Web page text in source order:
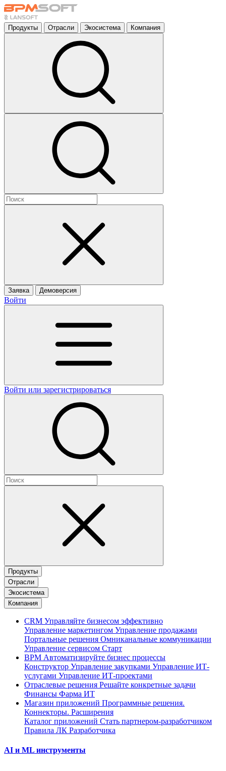
Продукты Отрасли Экосистема Компания
Заявка Демоверсия
Войти
Войти или зарегистрироваться
Продукты
Отрасли
Экосистема
Компания
CRM Управляйте бизнесом эффективно
Управление маркетингом Управление продажами
Портальные решения Омниканальные коммуникации
Управление сервисом Старт
BPM Автоматизируйте бизнес процессы
Конструктор Управление закупками Управление ИТ-
услугами Управление ИТ-проектами
Отраслевые решения Решайте конкретные задачи
Финансы Фарма ИТ
Магазин приложений Программные решения.
Коннекторы. Расширения
Каталог приложений Стать партнером-разработчиком
Правила ЛК Разработчика
AI и ML инструменты